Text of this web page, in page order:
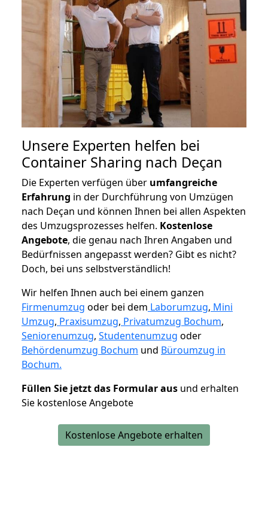
Unsere Experten helfen bei
Container Sharing nach Deçan
Die Experten verfügen über umfangreiche
Erfahrung in der Durchführung von Umzügen
nach Deçan und können Ihnen bei allen Aspekten
des Umzugsprozesses helfen. Kostenlose
Angebote, die genau nach Ihren Angaben und
Bedürfnissen angepasst werden? Gibt es nicht?
Doch, bei uns selbstverständlich!
Wir helfen Ihnen auch bei einem ganzen
Firmenumzug oder bei dem Laborumzug, Mini
Umzug, Praxisumzug, Privatumzug Bochum,
Seniorenumzug, Studentenumzug oder
Behördenumzug Bochum und Büroumzug in
Bochum.
Füllen Sie jetzt das Formular aus und erhalten
Sie kostenlose Angebote
Kostenlose Angebote erhalten